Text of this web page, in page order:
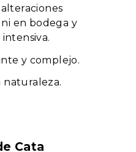
en bodega y
y complejo.
naturaleza.
Cata